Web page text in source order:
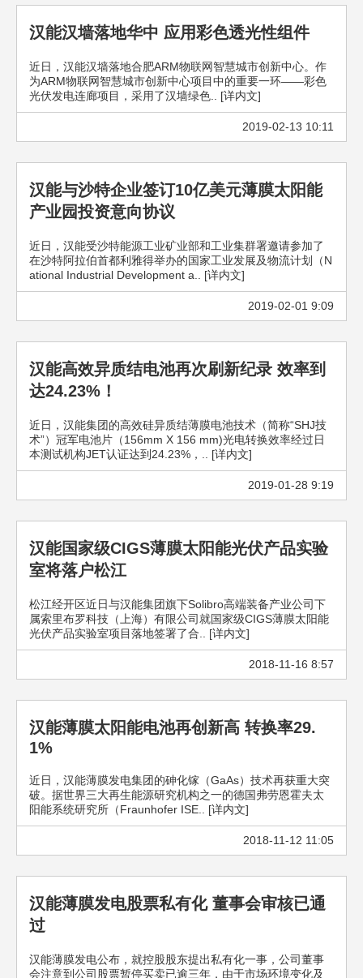
汉能汉墙落地华中 应用彩色透光性组件
近日，汉能汉墙落地合肥ARM物联网智慧城市创新中心。作
为ARM物联网智慧城市创新中心项目中的重要一环——彩色
光伏发电连廊项目，采用了汉墙绿色.. [详内文]
2019-02-13 10:11
汉能与沙特企业签订10亿美元薄膜太阳能
产业园投资意向协议
近日，汉能受沙特能源工业矿业部和工业集群署邀请参加了
在沙特阿拉伯首都利雅得举办的国家工业发展及物流计划（N
ational Industrial Development a.. [详内文]
2019-02-01 9:09
汉能高效异质结电池再次刷新纪录 效率到
达24.23%！
近日，汉能集团的高效硅异质结薄膜电池技术（简称“SHJ技
术”）冠军电池片（156mm X 156 mm)光电转换效率经过日
本测试机构JET认证达到24.23%，.. [详内文]
2019-01-28 9:19
汉能国家级CIGS薄膜太阳能光伏产品实验
室将落户松江
松江经开区近日与汉能集团旗下Solibro高端装备产业公司下
属索里布罗科技（上海）有限公司就国家级CIGS薄膜太阳能
光伏产品实验室项目落地签署了合.. [详内文]
2018-11-16 8:57
汉能薄膜太阳能电池再创新高 转换率29.
1%
近日，汉能薄膜发电集团的砷化镓（GaAs）技术再获重大突
破。据世界三大再生能源研究机构之一的德国弗劳恩霍夫太
阳能系统研究所（Fraunhofer ISE.. [详内文]
2018-11-12 11:05
汉能薄膜发电股票私有化 董事会审核已通
过
汉能薄膜发电公布，就控股股东提出私有化一事，公司董事
会注意到公司股票暂停买卖已逾三年，由于市场环境变化及